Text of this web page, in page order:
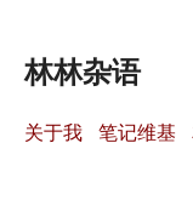
林林杂语
关于我 笔记维基